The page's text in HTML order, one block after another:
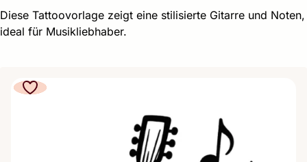
Diese Tattoovorlage zeigt eine stilisierte Gitarre und Noten,
ideal für Musikliebhaber.